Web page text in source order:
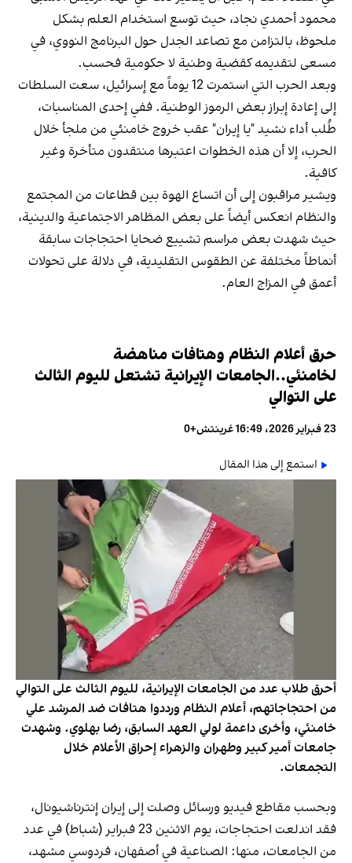
محمود أحمدي‌ نجاد، حيث توسع استخدام العلم بشكل
ملحوظ، بالتزامن مع تصاعد الجدل حول البرنامج النووي، في
مسعى لتقديمه كقضية وطنية لا حكومية فحسب.
وبعد الحرب التي استمرت 12 يوماً مع إسرائيل، سعت السلطات
إلى إعادة إبراز بعض الرموز الوطنية. ففي إحدى المناسبات،
طُلب أداء نشيد "يا إيران" عقب خروج خامنئي من ملجأ خلال
الحرب، إلا أن هذه الخطوات اعتبرها منتقدون متأخرة وغير
كافية.
ويشير مراقبون إلى أن اتساع الهوة بين قطاعات من المجتمع
والنظام انعكس أيضاً على بعض المظاهر الاجتماعية والدينية،
حيث شهدت بعض مراسم تشييع ضحايا احتجاجات سابقة
أنماطاً مختلفة عن الطقوس التقليدية، في دلالة على تحولات
أعمق في المزاج العام.
حرق أعلام النظام وهتافات مناهضة
لخامنئي..الجامعات الإيرانية تشتعل لليوم الثالث
على التوالي
23 فبراير 2026، 16:49 غرينتش+0
استمع إلى هذا المقال
أحرق طلاب عدد من الجامعات الإيرانية، لليوم الثالث على التوالي
من احتجاجاتهم، أعلام النظام ورددوا هتافات ضد المرشد علي
خامنئي، وأخرى داعمة لولي العهد السابق، رضا بهلوي. وشهدت
جامعات أمير كبير وطهران والزهراء إحراق الأعلام خلال
التجمعات.
وبحسب مقاطع فيديو ورسائل وصلت إلى إيران إنترناشيونال،
فقد اندلعت احتجاجات، يوم الاثنين 23 فبراير (شباط) في عدد
من الجامعات، منها: الصناعية في أصفهان، فردوسي مشهد،